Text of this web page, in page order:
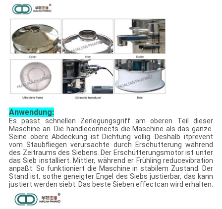
Anwendung:
Es passt schnellen Zerlegungsgriff am oberen Teil dieser
Maschine an. Die handleconnects die Maschine als das ganze.
Seine obere Abdeckung ist Dichtung völlig. Deshalb itprevent
vom Staubfliegen verursachte durch Erschütterung während
des Zeitraums des Siebens. Der Erschütterungsmotor ist unter
das Sieb installiert. Mittler, während er Frühling reducevibration
anpaßt. So funktioniert die Maschine in stabilem Zustand. Der
Stand ist, sothe geneigter Engel des Siebs justierbar, das kann
justiert werden siebt. Das beste Sieben effectcan wird erhalten.